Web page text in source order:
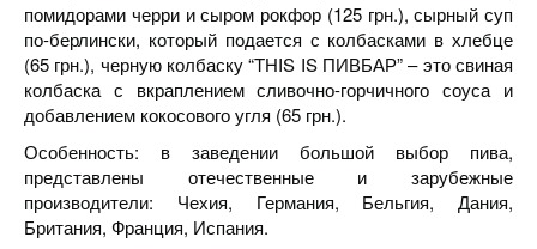
помидорами черри и сыром рокфор (125 грн.), сырный суп
по-берлински, который подается с колбасками в хлебце
(65 грн.), черную колбаску “THIS IS ПИВБАР” – это свиная
колбаска с вкраплением сливочно-горчичного соуса и
добавлением кокосового угля (65 грн.).
Особенность: в заведении большой выбор пива,
представлены отечественные и зарубежные
производители: Чехия, Германия, Бельгия, Дания,
Британия, Франция, Испания.